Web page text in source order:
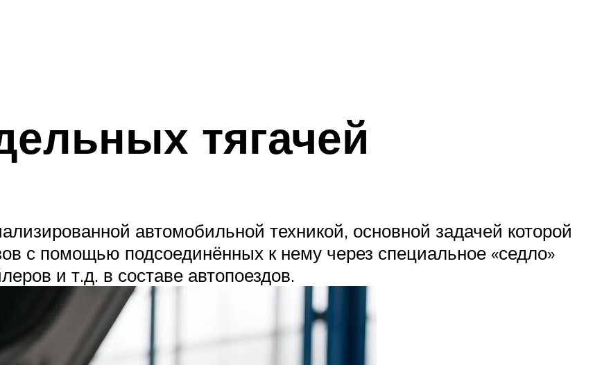
тягачей
автомобильной техникой, основной задачей которой
с помощью подсоединённых к нему через специальное «седло»
и т.д. в составе автопоездов.